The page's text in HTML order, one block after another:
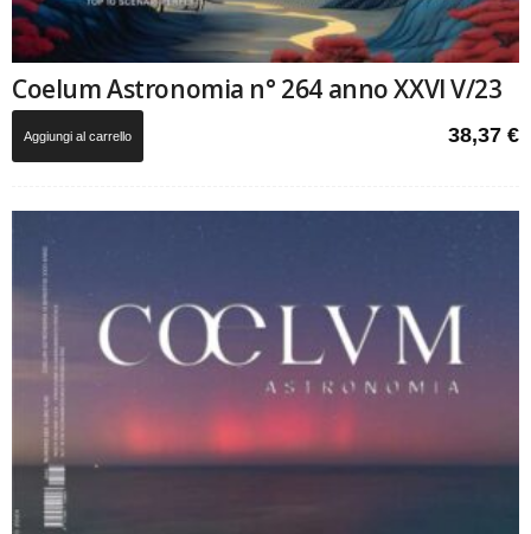
Coelum Astronomia n° 264 anno XXVI V/23
38,37 €
Aggiungi al carrello